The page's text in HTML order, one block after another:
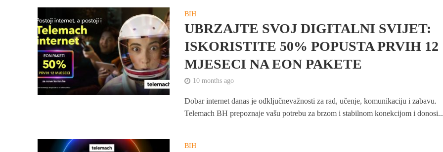
BIH
UBRZAJTE SVOJ DIGITALNI SVIJET:
ISKORISTITE 50% POPUSTA PRVIH 12
MJESECI NA EON PAKETE
10 months ago
Dobar internet danas je odključnevažnosti za rad, učenje, komunikaciju i zabavu.
Telemach BH prepoznaje vašu potrebu za brzom i stabilnom konekcijom i donosi...
BIH